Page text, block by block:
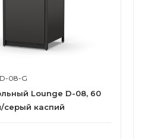
08-G
Lounge D-08, 60
серый каспий